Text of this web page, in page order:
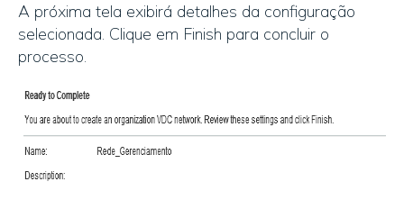
A próxima tela exibirá detalhes da configuração
selecionada. Clique em Finish para concluir o
processo.